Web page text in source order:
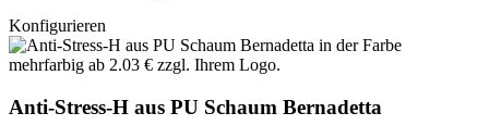
Konfigurieren
Anti-Stress-H aus PU Schaum Bernadetta